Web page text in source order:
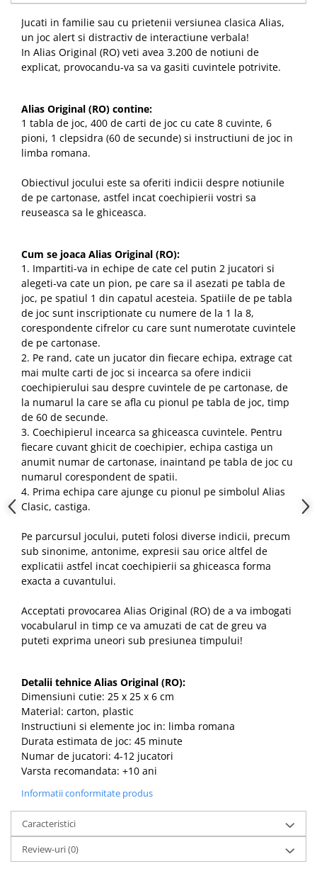
Jucati in familie sau cu prietenii versiunea clasica Alias,
un joc alert si distractiv de interactiune verbala!
In Alias Original (RO) veti avea 3.200 de notiuni de
explicat, provocandu-va sa va gasiti cuvintele potrivite.
Alias Original (RO) contine:
1 tabla de joc, 400 de carti de joc cu cate 8 cuvinte, 6
pioni, 1 clepsidra (60 de secunde) si instructiuni de joc in
limba romana.
Obiectivul jocului este sa oferiti indicii despre notiunile
de pe cartonase, astfel incat coechipierii vostri sa
reuseasca sa le ghiceasca.
Cum se joaca Alias Original (RO):
1. Impartiti-va in echipe de cate cel putin 2 jucatori si
alegeti-va cate un pion, pe care sa il asezati pe tabla de
joc, pe spatiul 1 din capatul acesteia. Spatiile de pe tabla
de joc sunt inscriptionate cu numere de la 1 la 8,
corespondente cifrelor cu care sunt numerotate cuvintele
de pe cartonase.
2. Pe rand, cate un jucator din fiecare echipa, extrage cat
mai multe carti de joc si incearca sa ofere indicii
coechipierului sau despre cuvintele de pe cartonase, de
la numarul la care se afla cu pionul pe tabla de joc, timp
de 60 de secunde.
3. Coechipierul incearca sa ghiceasca cuvintele. Pentru
fiecare cuvant ghicit de coechipier, echipa castiga un
anumit numar de cartonase, inaintand pe tabla de joc cu
numarul corespondent de spatii.
4. Prima echipa care ajunge cu pionul pe simbolul Alias
Clasic, castiga.
Pe parcursul jocului, puteti folosi diverse indicii, precum
sub sinonime, antonime, expresii sau orice altfel de
explicatii astfel incat coechipierii sa ghiceasca forma
exacta a cuvantului.
Acceptati provocarea Alias Original (RO) de a va imbogati
vocabularul in timp ce va amuzati de cat de greu va
puteti exprima uneori sub presiunea timpului!
Detalii tehnice Alias Original (RO):
Dimensiuni cutie: 25 x 25 x 6 cm
Material: carton, plastic
Instructiuni si elemente joc in: limba romana
Durata estimata de joc: 45 minute
Numar de jucatori: 4-12 jucatori
Varsta recomandata: +10 ani
Informatii conformitate produs
Caracteristici
Review-uri(0)